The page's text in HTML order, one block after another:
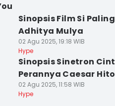
Sinopsis Film Si
Adhitya Mulya
02 Agu 2025, 19:18 WIB
Hype
Sinopsis Sinetron
Perannya Caesar Hito
02 Agu 2025, 11:58 WIB
Hype